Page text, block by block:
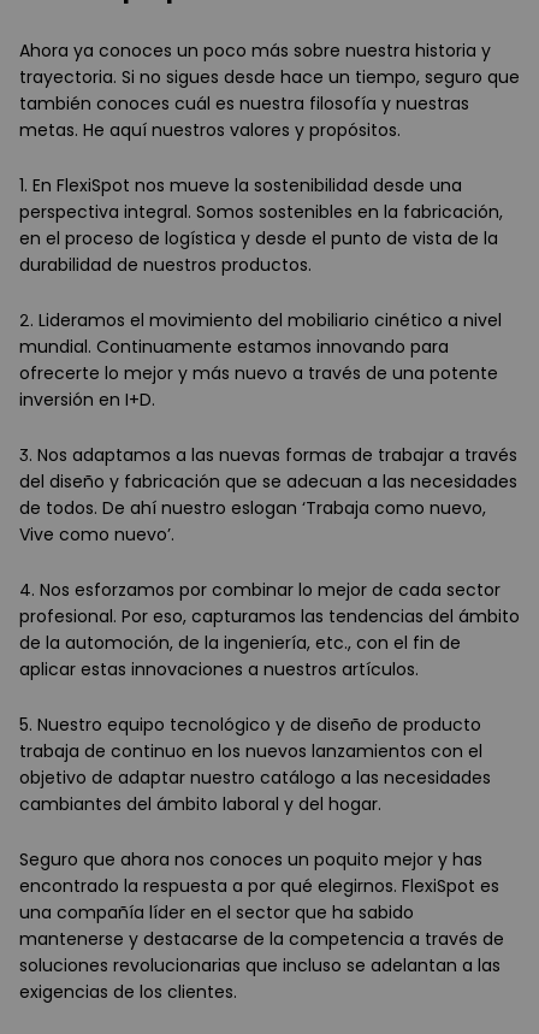
Ahora ya conoces un poco más sobre nuestra historia y
trayectoria. Si no sigues desde hace un tiempo, seguro que
también conoces cuál es nuestra filosofía y nuestras
metas. He aquí nuestros valores y propósitos.
1. En FlexiSpot nos mueve la sostenibilidad desde una
perspectiva integral. Somos sostenibles en la fabricación,
en el proceso de logística y desde el punto de vista de la
durabilidad de nuestros productos.
2. Lideramos el movimiento del mobiliario cinético a nivel
mundial. Continuamente estamos innovando para
ofrecerte lo mejor y más nuevo a través de una potente
inversión en I+D.
3. Nos adaptamos a las nuevas formas de trabajar a través
del diseño y fabricación que se adecuan a las necesidades
de todos. De ahí nuestro eslogan ‘Trabaja como nuevo,
Vive como nuevo’.
4. Nos esforzamos por combinar lo mejor de cada sector
profesional. Por eso, capturamos las tendencias del ámbito
de la automoción, de la ingeniería, etc., con el fin de
aplicar estas innovaciones a nuestros artículos.
5. Nuestro equipo tecnológico y de diseño de producto
trabaja de continuo en los nuevos lanzamientos con el
objetivo de adaptar nuestro catálogo a las necesidades
cambiantes del ámbito laboral y del hogar.
Seguro que ahora nos conoces un poquito mejor y has
encontrado la respuesta a por qué elegirnos. FlexiSpot es
una compañía líder en el sector que ha sabido
mantenerse y destacarse de la competencia a través de
soluciones revolucionarias que incluso se adelantan a las
exigencias de los clientes.